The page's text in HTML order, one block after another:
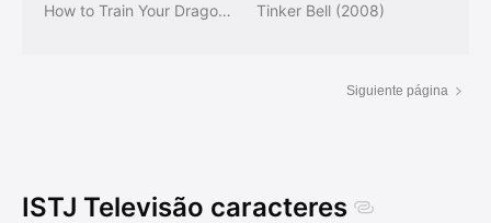
How to Train Your Dragon (Franchise) Tinker Bell (2008)
Siguiente página
ISTJ Televisão caracteres